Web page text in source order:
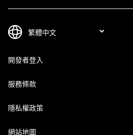
開發者登入
服務條款
隱私權政策
網站地圖